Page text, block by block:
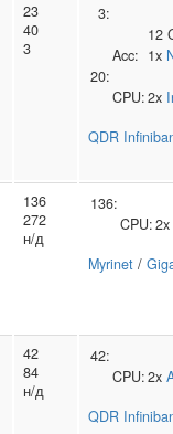
23
40
3
3:
12
Acc: 1x
20:
CPU:2x
QDR
136
272
н/д
136:
CPU:2x
Myrinet /
42
84
н/д
42:
CPU:2x
QDR